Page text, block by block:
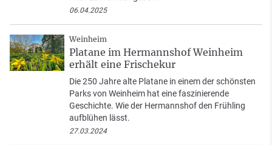
06.04.2025
Weinheim
Platane im Hermannshof Weinheim
erhält eine Frischekur
Die 250 Jahre alte Platane in einem der schönsten
Parks von Weinheim hat eine faszinierende
Geschichte. Wie der Hermannshof den Frühling
aufblühen lässt.
27.03.2024